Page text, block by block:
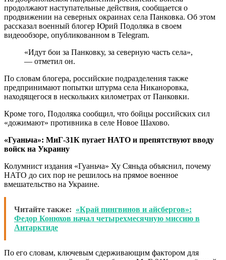
продолжают наступательные действия, сообщается о
продвижении на северных окраинах села Панковка. Об этом
рассказал военный блогер Юрий Подоляка в своем
видеообзоре, опубликованном в Telegram.
«Идут бои за Панковку, за северную часть села»,
— отметил он.
По словам блогера, российские подразделения также
предпринимают попытки штурма села Никаноровка,
находящегося в нескольких километрах от Панковки.
Кроме того, Подоляка сообщил, что бойцы российских сил
«дожимают» противника в селе Новое Шахово.
«Гуаньча»: МиГ-31К пугает НАТО и препятствуют вводу
войск на Украину
Колумнист издания «Гуаньча» Ху Сяньда объяснил, почему
НАТО до сих пор не решилось на прямое военное
вмешательство на Украине.
Читайте также: «Край пингвинов и айсбергов»:
Федор Конюхов начал четырехмесячную миссию в
Антарктиде
По его словам, ключевым сдерживающим фактором для